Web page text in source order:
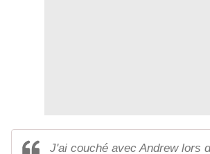
J'ai couché avec Andrew lors